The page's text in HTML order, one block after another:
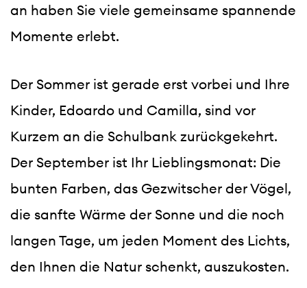
an haben Sie viele gemeinsame spannende
Momente erlebt.
Der Sommer ist gerade erst vorbei und Ihre
Kinder, Edoardo und Camilla, sind vor
Kurzem an die Schulbank zurückgekehrt.
Der September ist Ihr Lieblingsmonat: Die
bunten Farben, das Gezwitscher der Vögel,
die sanfte Wärme der Sonne und die noch
langen Tage, um jeden Moment des Lichts,
den Ihnen die Natur schenkt, auszukosten.